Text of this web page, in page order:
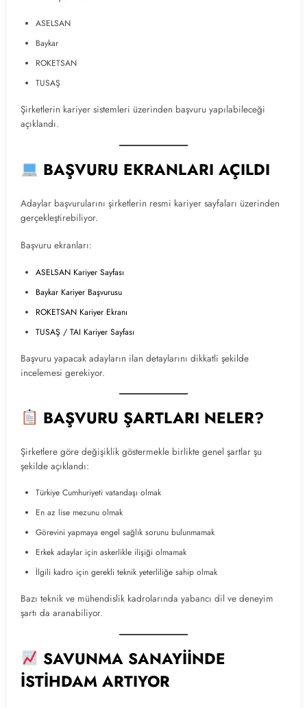
ASELSAN
Baykar
ROKETSAN
TUSAŞ
Şirketlerin kariyer sistemleri üzerinden başvuru yapılabileceği
açıklandı.
BAŞVURU EKRANLARI AÇILDI
Adaylar başvurularını şirketlerin resmi kariyer sayfaları üzerinden
gerçekleştirebiliyor.
Başvuru ekranları:
ASELSAN Kariyer Sayfası
Baykar Kariyer Başvurusu
ROKETSAN Kariyer Ekranı
TUSAŞ / TAI Kariyer Sayfası
Başvuru yapacak adayların ilan detaylarını dikkatli şekilde
incelemesi gerekiyor.
BAŞVURU ŞARTLARI NELER?
Şirketlere göre değişiklik göstermekle birlikte genel şartlar şu
şekilde açıklandı:
Türkiye Cumhuriyeti vatandaşı olmak
En az lise mezunu olmak
Görevini yapmaya engel sağlık sorunu bulunmamak
Erkek adaylar için askerlikle ilişiği olmamak
İlgili kadro için gerekli teknik yeterliliğe sahip olmak
Bazı teknik ve mühendislik kadrolarında yabancı dil ve deneyim
şartı da aranabiliyor.
SAVUNMA SANAYİİNDE
İSTİHDAM ARTIYOR